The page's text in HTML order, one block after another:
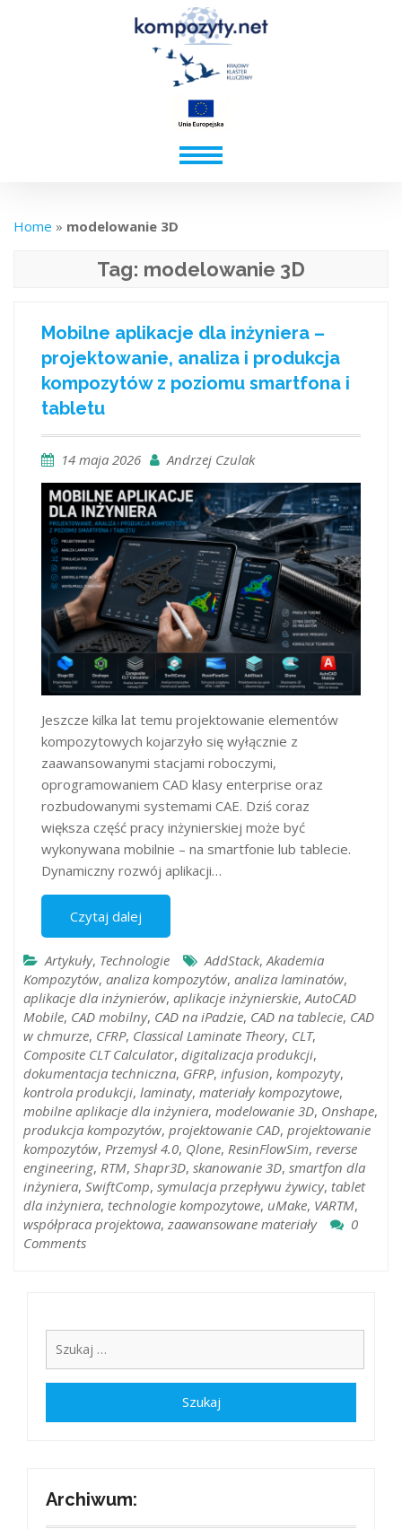
Home » modelowanie 3D
Tag: modelowanie 3D
Mobilne aplikacje dla inżyniera –
projektowanie, analiza i produkcja
kompozytów z poziomu smartfona i
tabletu
14 maja 2026 Andrzej Czulak
Jeszcze kilka lat temu projektowanie elementów
kompozytowych kojarzyło się wyłącznie z
zaawansowanymi stacjami roboczymi,
oprogramowaniem CAD klasy enterprise oraz
rozbudowanymi systemami CAE. Dziś coraz
większa część pracy inżynierskiej może być
wykonywana mobilnie – na smartfonie lub tablecie.
Dynamiczny rozwój aplikacji…
Czytaj dalej
Artykuły, Technologie AddStack,Akademia
Kompozytów, analiza kompozytów, analiza laminatów,
aplikacje dla inżynierów, aplikacje inżynierskie,AutoCAD
Mobile, CAD mobilny, CAD na iPadzie, CAD na tablecie, CAD
w chmurze, CFRP, Classical Laminate Theory, CLT,
Composite CLT Calculator, digitalizacja produkcji,
dokumentacja techniczna, GFRP, infusion, kompozyty,
kontrola produkcji, laminaty, materiały kompozytowe,
mobilne aplikacje dla inżyniera, modelowanie 3D, Onshape,
produkcja kompozytów, projektowanie CAD, projektowanie
kompozytów, Przemysł 4.0, Qlone, ResinFlowSim, reverse
engineering, RTM, Shapr3D, skanowanie 3D, smartfon dla
inżyniera, SwiftComp, symulacja przepływu żywicy, tablet
dla inżyniera, technologie kompozytowe, uMake, VARTM,
współpraca projektowa, zaawansowane materiały
0
Comments
Archiwum: